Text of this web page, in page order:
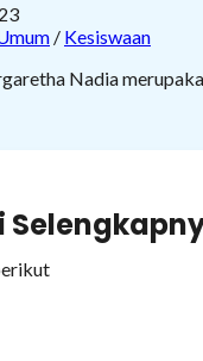
/ Kesiswaan
Nadia